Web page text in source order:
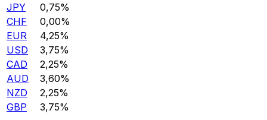
JPY
0,75%
CHF
0,00%
EUR
4,25%
USD
3,75%
CAD
2,25%
AUD
3,60%
NZD
2,25%
GBP
3,75%